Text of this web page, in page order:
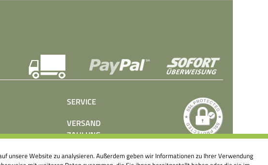
SERVICE
VERSAND
ZAHLUNG
PRESSE
unsere Website zu analysieren. Außerdem geben wir Informationen zu Ihrer Verwendung